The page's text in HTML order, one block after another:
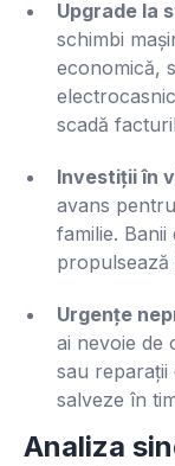
Upgrade la
schimbi
economică,
scadă
Investiții în
avans
familie.
propulsează
Urgențe
ai nevoie de
sau reparații
salveze în
Analiza